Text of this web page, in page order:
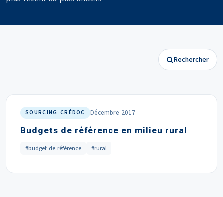
Rechercher
SOURCING CRÉDOC Décembre 2017
Budgets de référence en milieu rural
#budget de référence #rural